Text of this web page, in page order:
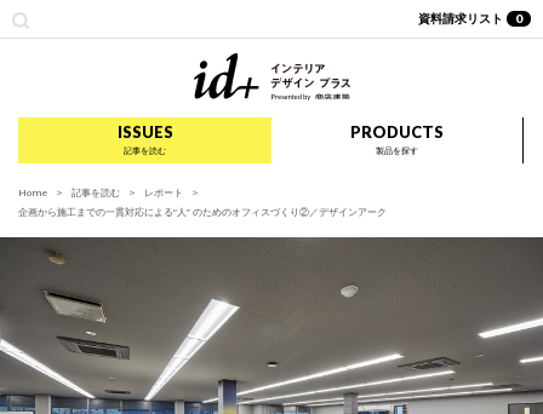
資料請求リスト 0
ISSUES
記事を読む
PRODUCTS
製品を探す
Home 記事を読む
レポート
企画から施工までの一貫対応による“人” のためのオフィスづくり②／デザインアーク